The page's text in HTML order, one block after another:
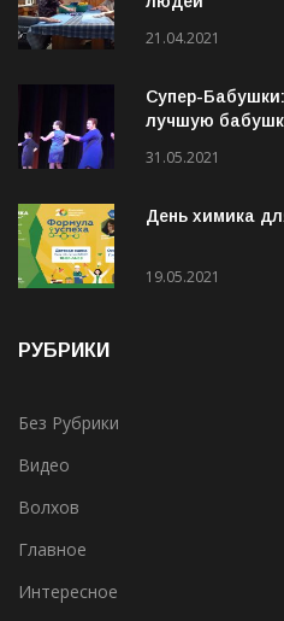
Социальная
21.04.2021
Супер-
31.05.2021
День химика
Без Рубрики
Видео
Волхов
Главное